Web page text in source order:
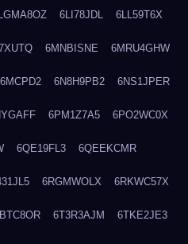
6LI78JDL 6LL59T6X
6MNBISNE 6MRU4GHW
6N8H9PB2 6NS1JPER
6PM1Z7A5 6PO2WC0X
6QE19FL3 6QEEKCMR
6RGMWOLX 6RKWC57X
6T3R3AJM 6TKE2JE3